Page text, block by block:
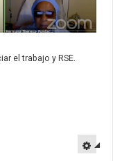
el trabajo y RSE